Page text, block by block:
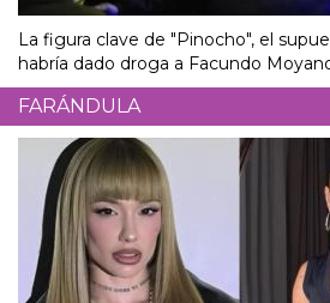
La figura clave de "Pinocho", el
habría dado droga a Facundo
FARÁNDULA